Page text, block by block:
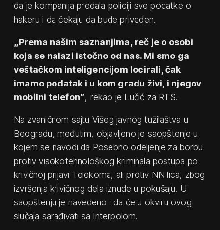
da je kompanija predala policiji sve podatke o
hakeru i da čekaju da bude priveden.
„Prema našim saznanjima, reč je o osobi
koja se nalazi istočno od nas. Mi smo ga
veštačkom inteligencijom locirali, čak
imamo podatak i u kom gradu živi, i njegov
mobilni telefon”, rekao je Lučić za RTS.
Na zvaničnom sajtu Višeg javnog tužilaštva u
Beogradu, međutim, objavljeno je saopštenje u
kojem se navodi da Posebno odeljenje za borbu
protiv visokotehnološkog kriminala postupa po
krivičnoj prijavi Telekoma, ali protiv NN lica, zbog
izvršenja krivičnog dela iznude u pokušaju. U
saopštenju je navedeno i da će u okviru ovog
slučaja sarađivati sa Interpolom.